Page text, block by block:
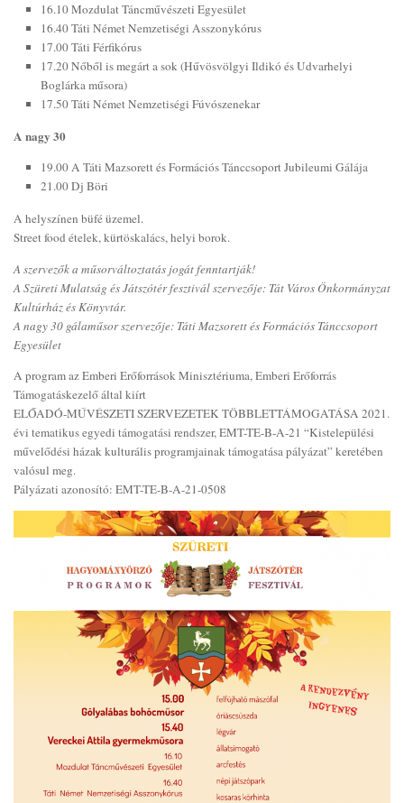
16.10 Mozdulat Táncművészeti Egyesület
16.40 Táti Német Nemzetiségi Asszonykórus
17.00 Táti Férfikórus
17.20 Nőből is megárt a sok (Hűvösvölgyi Ildikó és Udvarhelyi
Boglárka műsora)
17.50 Táti Német Nemzetiségi Fúvószenekar
A nagy 30
19.00 A Táti Mazsorett és Formációs Tánccsoport Jubileumi Gálája
21.00 Dj Böri
A helyszínen büfé üzemel.
Street food ételek, kürtöskalács, helyi borok.
A szervezők a műsorváltoztatás jogát fenntartják!
A Szüreti Mulatság és Játszótér fesztivál szervezője: Tát Város Önkormányzat
Kultúrház és Könyvtár.
A nagy 30 gálaműsor szervezője: Táti Mazsorett és Formációs Tánccsoport
Egyesület
A program az Emberi Erőforrások Minisztériuma, Emberi Erőforrás
Támogatáskezelő által kiírt
ELŐADÓ-MŰVÉSZETI SZERVEZETEK TÖBBLETTÁMOGATÁSA 2021.
évi tematikus egyedi támogatási rendszer, EMT-TE-B-A-21 “Kistelepülési
művelődési házak kulturális programjainak támogatása pályázat” keretében
valósul meg.
Pályázati azonosító: EMT-TE-B-A-21-0508